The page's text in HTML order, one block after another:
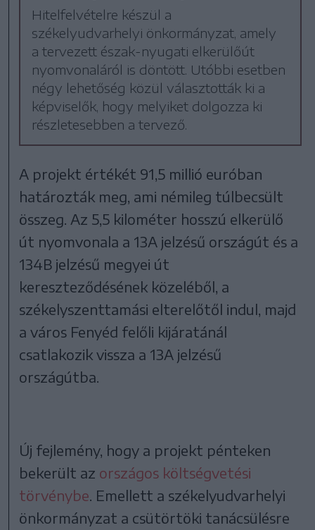
Hitelfelvételre készül a
székelyudvarhelyi önkormányzat, amely
a tervezett észak-nyugati elkerülőút
nyomvonaláról is döntött. Utóbbi esetben
négy lehetőség közül választották ki a
képviselők, hogy melyiket dolgozza ki
részletesebben a tervező.
A projekt értékét 91,5 millió euróban
határozták meg, ami némileg túlbecsült
összeg. Az 5,5 kilométer hosszú elkerülő
út nyomvonala a 13A jelzésű országút és a
134B jelzésű megyei út
kereszteződésének közeléből, a
székelyszenttamási elterelőtől indul, majd
a város Fenyéd felőli kijáratánál
csatlakozik vissza a 13A jelzésű
országútba.
Új fejlemény, hogy a projekt pénteken
bekerült az országos költségvetési
törvénybe . Emellett a székelyudvarhelyi
önkormányzat a csütörtöki tanácsülésre